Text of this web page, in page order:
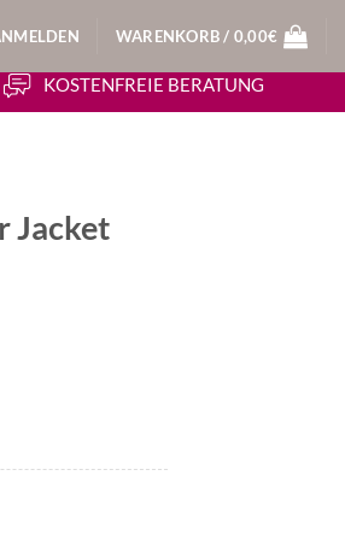
WARENKORB / 0,00€
KOSTENFREIE BERATUNG
Jacket